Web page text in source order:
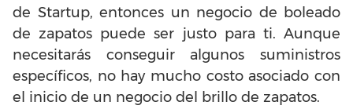
de Startup, entonces un negocio de boleado
de zapatos puede ser justo para ti. Aunque
necesitarás conseguir algunos suministros
específicos, no hay mucho costo asociado con
el inicio de un negocio del brillo de zapatos.